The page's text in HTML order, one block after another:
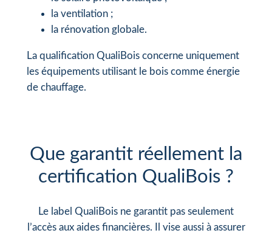
la ventilation ;
la rénovation globale.
La qualification QualiBois concerne uniquement
les équipements utilisant le bois comme énergie
de chauffage.
Que garantit réellement la
certification QualiBois ?
Le label QualiBois ne garantit pas seulement
l’accès aux aides financières. Il vise aussi à assurer